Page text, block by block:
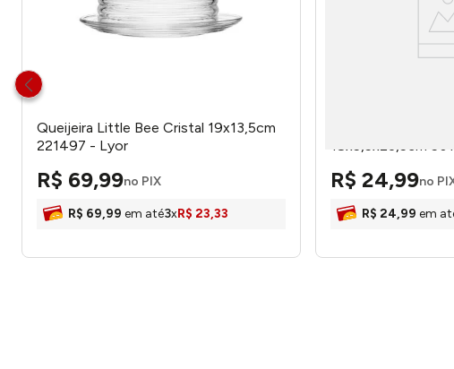
Queijeira Little Bee Cristal 19x13,5cm
221497 - Lyor
R$ 69,99no PIX
R$ 69,99 em até3xR$ 23,33
18x5,5x23,5cm
R$ 24,99no
R$ 24,99 em